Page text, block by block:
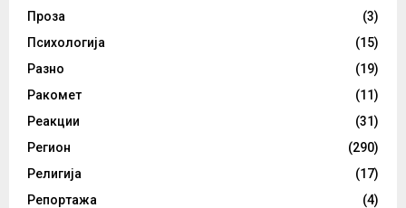
Проза
(3)
Психологија
(15)
Разно
(19)
Ракомет
(11)
Реакции
(31)
Регион
(290)
Религија
(17)
Репортажа
(4)